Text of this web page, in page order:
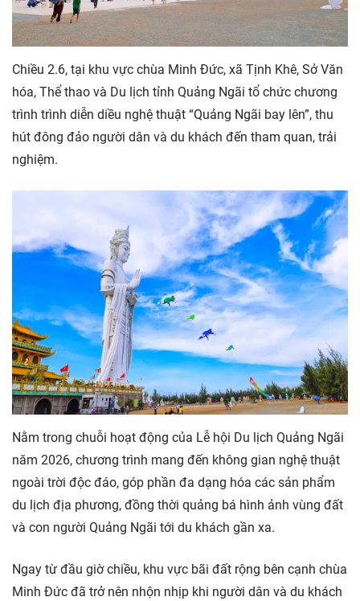
Chiều 2.6, tại khu vực chùa Minh Đức, xã Tịnh Khê, Sở Văn
hóa, Thể thao và Du lịch tỉnh Quảng Ngãi tổ chức chương
trình trình diễn diều nghệ thuật “Quảng Ngãi bay lên”, thu
hút đông đảo người dân và du khách đến tham quan, trải
nghiệm.
Nằm trong chuỗi hoạt động của Lễ hội Du lịch Quảng Ngãi
năm 2026, chương trình mang đến không gian nghệ thuật
ngoài trời độc đáo, góp phần đa dạng hóa các sản phẩm
du lịch địa phương, đồng thời quảng bá hình ảnh vùng đất
và con người Quảng Ngãi tới du khách gần xa.
Ngay từ đầu giờ chiều, khu vực bãi đất rộng bên cạnh chùa
Minh Đức đã trở nên nhộn nhịp khi người dân và du khách